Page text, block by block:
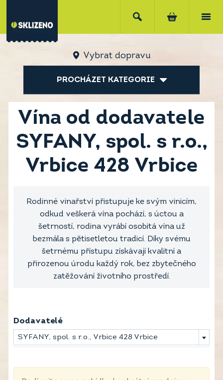
Vybrat dopravu
PROCHÁZET KATEGORIE
Vína od dodavatele
SYFANY, spol. s r.o.,
Vrbice 428 Vrbice
Rodinné vinařství přistupuje ke svým vinicím,
odkud veškerá vína pochází, s úctou a
šetrností, rodina vyrábí osobitá vína už
bezmála s pětisetletou tradicí. Díky svému
šetrnému přístupu získávají kvalitní a
přirozenou úrodu každý rok, bez zbytečného
zatěžování životního prostředí.
Dodavatelé
SYFANY, spol. s r.o., Vrbice 428 Vrbice